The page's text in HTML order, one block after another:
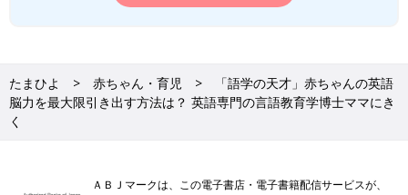
たまひよ 赤ちゃん・育児
「語学の天才」赤ちゃんの英語
脳力を最大限引き出す方法は？ 英語専門の言語教育学博士ママにき
く
ＡＢＪマークは、この電子書店・電子書籍配信サービスが、